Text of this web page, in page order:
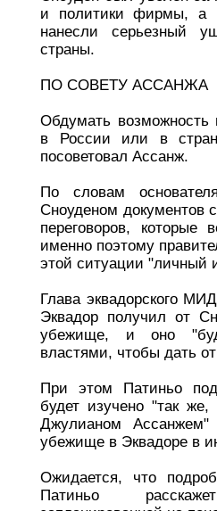
и политики фирмы, а
нанесли серьезный
страны.
ПО СОВЕТУ АССАНЖА
Обдумать возможность
в России или в
посоветовал Ассанж.
По словам
Сноуденом документов
переговоров, которые
именно поэтому
этой ситуации "личный
Глава эквадорского
Эквадор получил от
убежище, и оно
властями, чтобы дать
При этом Патиньо
будет изучено "так
Джулианом Ассанжем"
убежище в Эквадоре в
Ожидается, что
Патиньо